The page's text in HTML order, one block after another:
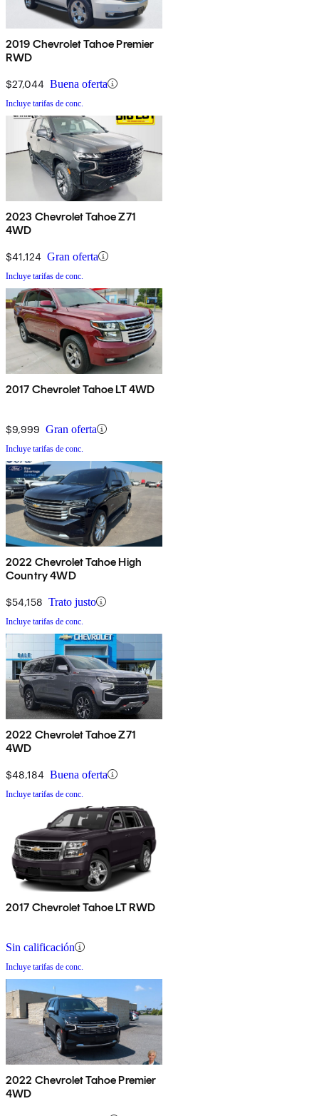
2019 Chevrolet Tahoe Premier
RWD
$27,044 Buena oferta
Incluye tarifas de conc.
2023 Chevrolet Tahoe Z71
4WD
$41,124 Gran oferta
Incluye tarifas de conc.
2017 Chevrolet Tahoe LT 4WD
$9,999 Gran oferta
Incluye tarifas de conc.
2022 Chevrolet Tahoe High
Country 4WD
$54,158 Trato justo
Incluye tarifas de conc.
2022 Chevrolet Tahoe Z71
4WD
$48,184 Buena oferta
Incluye tarifas de conc.
2017 Chevrolet Tahoe LT RWD
Sin calificación
Incluye tarifas de conc.
2022 Chevrolet Tahoe Premier
4WD